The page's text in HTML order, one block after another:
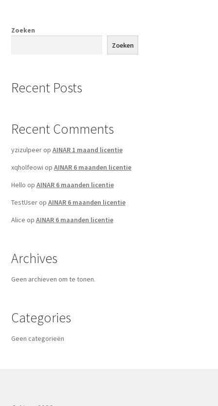
Zoeken
Zoeken
Recent Posts
Recent Comments
yzizulpeerop AINAR 1 maand licentie
xqholfeowi op AINAR 6 maanden licentie
Hello op AINAR 6 maanden licentie
TestUserop AINAR 6 maanden licentie
Alice op AINAR 6 maanden licentie
Archives
Geen archieven om te tonen.
Categories
Geen categorieën